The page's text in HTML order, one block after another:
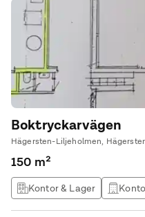
Boktryckarvägen
Hägersten-Liljeholmen,
150 m²
Kontor & Lager
Övrig lokal